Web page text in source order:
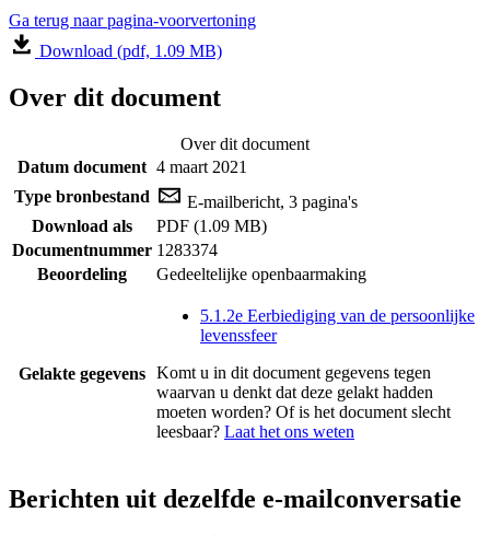
Ga terug naar pagina-voorvertoning
Download (pdf, 1.09 MB)
Over dit document
Over dit document
Datum document 4 maart 2021
Type bronbestand
E-mailbericht, 3 pagina's
Download als
PDF (1.09 MB)
Documentnummer 1283374
Beoordeling
Gedeeltelijke openbaarmaking
Gelakte gegevens
5.1.2e Eerbiediging van de persoonlijke
levenssfeer
Komt u in dit document gegevens tegen
waarvan u denkt dat deze gelakt hadden
moeten worden? Of is het document slecht
leesbaar? Laat het ons weten
Berichten uit dezelfde e-mailconversatie